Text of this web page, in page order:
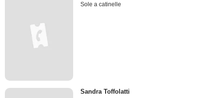
Sole a catinelle
Sandra Toffolatti